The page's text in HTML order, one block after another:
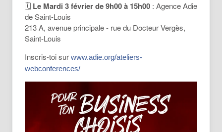
🗓️ Le Mardi 3 février de 9h00 à 15h00 : Agence Adie
de Saint-Louis
213 A, avenue principale - rue du Docteur Vergès,
Saint-Louis
Inscris-toi sur www.adie.org/ateliers-
webconferences/